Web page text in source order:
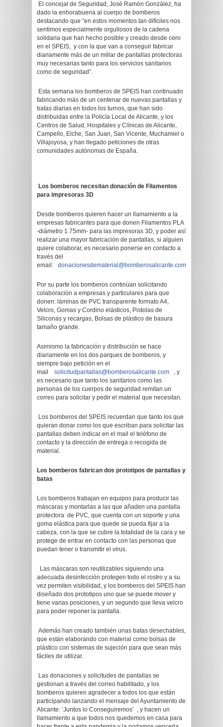
El concejal de Seguridad, José Ramón González, ha
dado la enhorabuena al cuerpo de bomberos
destacando que “en estos momentos tan difíciles nos
sentimos especialmente orgullosos de la cadena
solidaria que han hecho posible y creado desde cero
en el SPEIS, y con la que van a conseguir fabricar
diariamente más de un millar de pantallas protectoras
muy necesarias tanto para los servicios sanitarios
como de seguridad”.
Esta semana los bomberos de SPEIS han continuado
fabricando más de un centenar de nuevas pantallas y
batas diarias en todos los turnos, que han sido
distribuidas entre la Policía Local de Alicante, y los
Centros de Salud, Hospitales y Clínicas de Alicante,
Campello, Elche, San Juan, San Vicente, Muchamiel o
Villajoyosa, y han llegado peticiones de otras
comunidades autónomas de España.
Los bomberos necesitan donación de Filamentos
para impresoras 3D
Desde bomberos quieren hacer un llamamiento a la
empresas fabricantes para que donen Filamentos PLA
-diámetro 1.75mm- para las impresoras 3D, y poder así
realizar una mayor fabricación de pantallas, si alguien
quiere colaborar, es necesario ponerse en contacto a
través del
email: donacionesdematerial@bomberosalicante.com
Por su parte los bomberos continúan solicitando
colaboración a empresas y particulares para que
donen: láminas de PVC transparente formato A4,
Velcro, Gomas y Cordino elásticos, Pistolas de
Siliconas y recargas, Bolsas de plástico de basura
tamaño grande.
Asimismo la fabricación y distribución se hace
diariamente en los dos parques de bomberos, y
siempre bajo petición en el
mail solicitudpantallas@bomberosalicante.com , y
es necesario que tanto los sanitarios como las
personas de los cuerpos de seguridad remitan un
correo para solicitar y pedir el material que necesitan.
Los bomberos del SPEIS recuerdan que tanto los que
quieran donar como los que escriban para solicitar las
pantallas deben indicar en el mail el teléfono de
contacto y la dirección de entrega o recogida de
material.
Los bomberos fabrican dos prototipos de pantallas y
batas
Los bomberos trabajan en equipos para producir las
máscaras y montarlas a las que añaden una pantalla
protectora de PVC, que cuenta con un soporte y una
goma elástica para que quede se pueda fijar a la
cabeza, con la que se cubre la totalidad de la cara y se
protege de entrar en contacto con las personas que
puedan tener o transmitir el virus.
Las máscaras son reutilizables siguiendo una
adecuada desinfección protegen todo el rostro y a su
vez permiten visibilidad, y los bomberos del SPEIS han
diseñado dos prototipos uno que se puede mover y
tiene varias posiciones, y un segundo que lleva velcro
para poder reponer la pantalla.
Además han creado también unas batas desechables,
que están elaborando con material como bolsas de
plástico con sistemas de sujeción para que sean más
fáciles de utilizar.
Las donaciones y solicitudes de pantallas se
gestionan a través del correo habilitado, y los
bomberos quieren agradecer a todos los que están
participando lanzando el mensaje del Ayuntamiento de
Alicante: ‘Juntos lo Conseguiremos’ , y hacen un
llamamiento a que todos nos quedemos en casa para